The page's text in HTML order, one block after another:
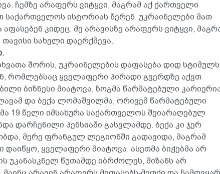
ჩემზე არაფერს ვიტყვი, მაგრამ აქ ქართველი
საქართველოს ისტორიას წერენ. უკრაინელები მათ
კიდეც. მე არავისზე არაფერს ვიტყვი,
სახელი დაერქმევა.
შორის, უკრაინელების დაფასება დიდ სტიმულს
რომლებსაც ყველაფერი პირადი გვერდზე აქვთ
ბიზნესი მიატოვა, ზოგმა წარმატებული
და ბექა ლომაშვილმა, ორივემ წარმატებული
19 წელი იმსახურა საქართველოს შეიარაღებულ
დარჩენილი პენსიაში გასვლამდე. ბექა კი ჯერ
მერე ფრანგულ ლეგიონში გადავიდა, მაგრამ
დაიწყო, ყველაფერი მიატოვა. ასეთმა ბიჭებმა არ
უკანასკნელ წუთამდე იბრძოლეს, მიზანს არ